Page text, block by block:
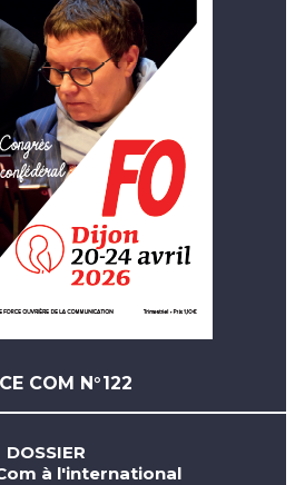
COM N°122
DOSSIER
à l'international